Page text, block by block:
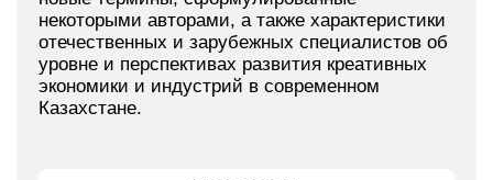
некоторыми авторами, а также характеристики
отечественных и зарубежных специалистов об
уровне и перспективах развития креативных
экономики и индустрий в современном
Казахстане.